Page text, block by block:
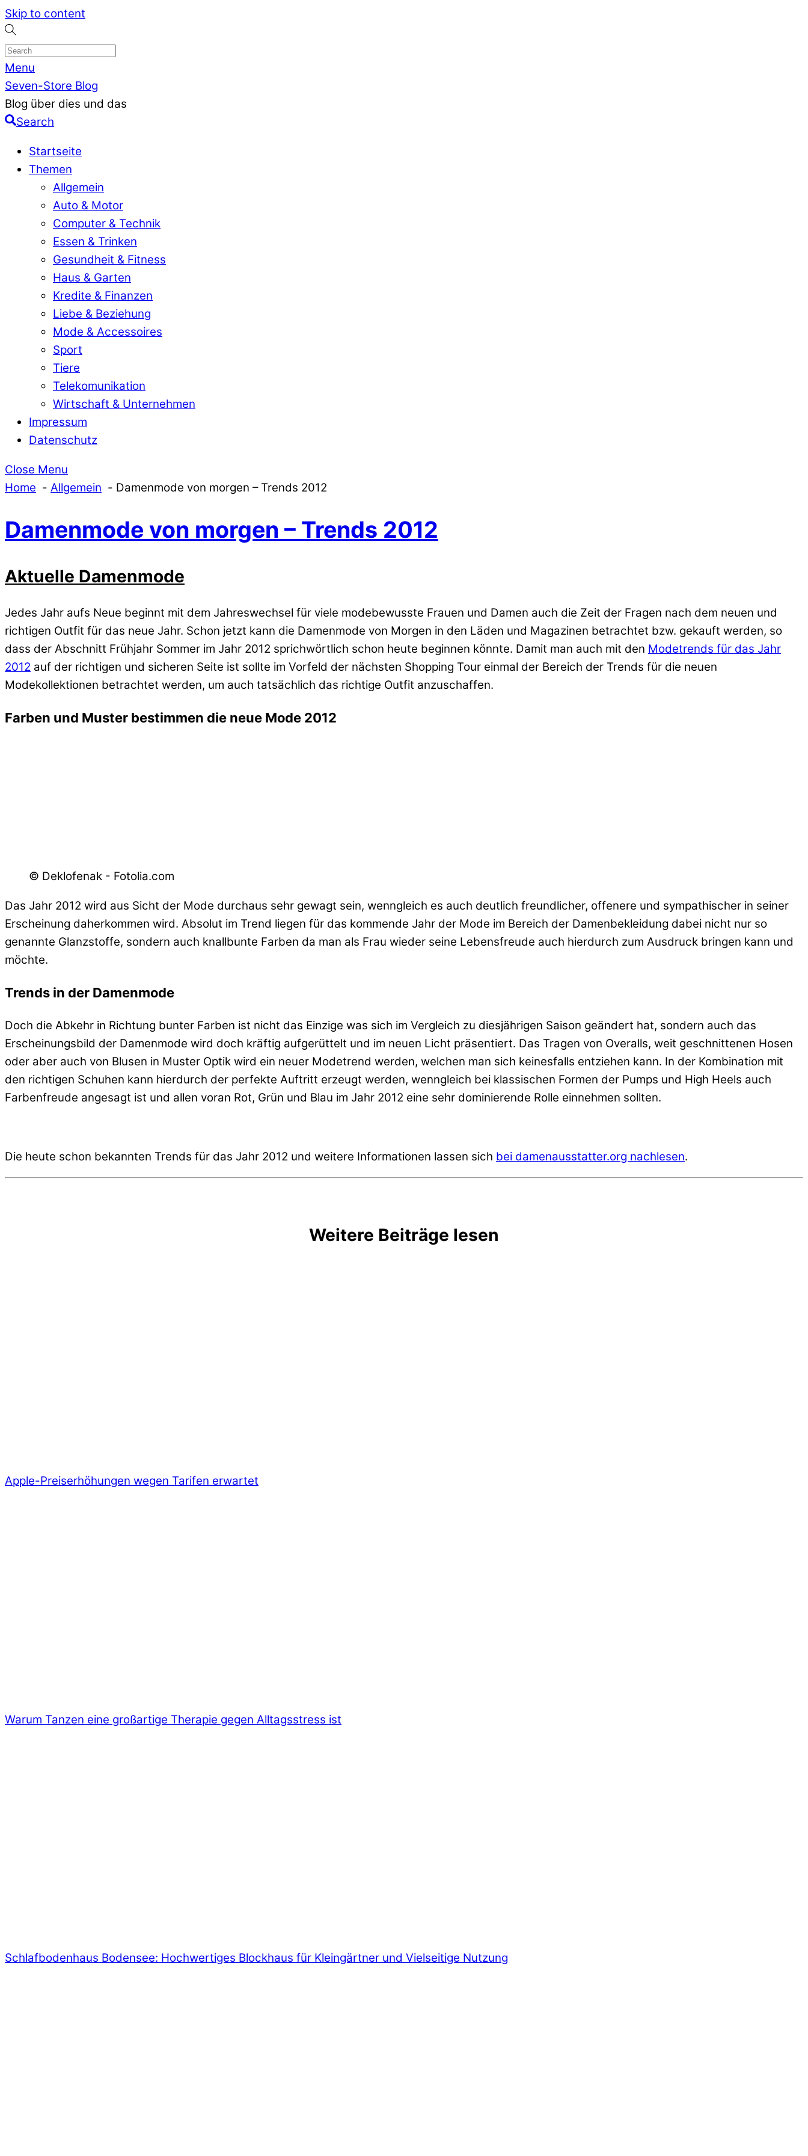
Skip to content
Menu
Seven-Store Blog
Blog über dies und das
Search
Startseite
Themen
Allgemein
Auto & Motor
Computer & Technik
Essen & Trinken
Gesundheit & Fitness
Haus & Garten
Kredite & Finanzen
Liebe & Beziehung
Mode & Accessoires
Sport
Tiere
Telekomunikation
Wirtschaft & Unternehmen
Impressum
Datenschutz
Close Menu
Home
Allgemein Damenmode von morgen – Trends 2012
Damenmode von morgen – Trends 2012
Aktuelle Damenmode
Jedes Jahr aufs Neue beginnt mit dem Jahreswechsel für viele modebewusste Frauen und Damen auch die Zeit der Fragen nach dem neuen und
richtigen Outfit für das neue Jahr. Schon jetzt kann die Damenmode von Morgen in den Läden und Magazinen betrachtet bzw. gekauft werden, so
dass der Abschnitt Frühjahr Sommer im Jahr 2012 sprichwörtlich schon heute beginnen könnte. Damit man auch mit den Modetrends für das Jahr
2012 auf der richtigen und sicheren Seite ist sollte im Vorfeld der nächsten Shopping Tour einmal der Bereich der Trends für die neuen
Modekollektionen betrachtet werden, um auch tatsächlich das richtige Outfit anzuschaffen.
Farben und Muster bestimmen die neue Mode 2012
© Deklofenak - Fotolia.com
Das Jahr 2012 wird aus Sicht der Mode durchaus sehr gewagt sein, wenngleich es auch deutlich freundlicher, offenere und sympathischer in seiner
Erscheinung daherkommen wird. Absolut im Trend liegen für das kommende Jahr der Mode im Bereich der Damenbekleidung dabei nicht nur so
genannte Glanzstoffe, sondern auch knallbunte Farben da man als Frau wieder seine Lebensfreude auch hierdurch zum Ausdruck bringen kann und
möchte.
Trends in der Damenmode
Doch die Abkehr in Richtung bunter Farben ist nicht das Einzige was sich im Vergleich zu diesjährigen Saison geändert hat, sondern auch das
Erscheinungsbild der Damenmode wird doch kräftig aufgerüttelt und im neuen Licht präsentiert. Das Tragen von Overalls, weit geschnittenen Hosen
oder aber auch von Blusen in Muster Optik wird ein neuer Modetrend werden, welchen man sich keinesfalls entziehen kann. In der Kombination mit
den richtigen Schuhen kann hierdurch der perfekte Auftritt erzeugt werden, wenngleich bei klassischen Formen der Pumps und High Heels auch
Farbenfreude angesagt ist und allen voran Rot, Grün und Blau im Jahr 2012 eine sehr dominierende Rolle einnehmen sollten.
Die heute schon bekannten Trends für das Jahr 2012 und weitere Informationen lassen sich bei damenausstatter.org nachlesen.
Weitere Beiträge lesen
Apple-Preiserhöhungen wegen Tarifen erwartet
Warum Tanzen eine großartige Therapie gegen Alltagsstress ist
Schlafbodenhaus Bodensee: Hochwertiges Blockhaus für Kleingärtner und Vielseitige Nutzung